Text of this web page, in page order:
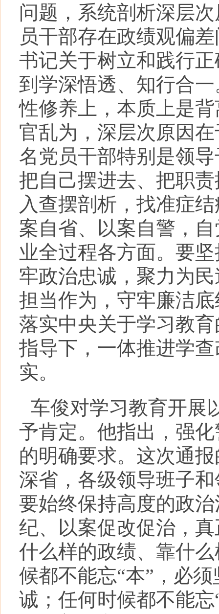
问题，系统剖析深层
员干部存在政绩观偏
书记关于树立和践行
到学深悟透、知行合
性修养上，本质上是
官乱为，深层次原因
名党员干部特别是领
把自己摆进去、把职
入查摆剖析，找准症
案自省、以案自警，
业全过程各方面。要
牢政治忠诚，聚力为
担当作为，守牢廉洁
落实中央关于学习教
指导下，一体推进学
实。
车俊对学习教育开展
予肯定。他指出，强
的明确要求。这次通
深省，各级领导班子
要始终保持高度的政
纪、以案促改促治，
什么样的政绩、靠什
候都不能忘“本”，必
诚；任何时候都不能